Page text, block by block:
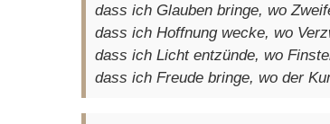
dass ich Glauben bringe, wo
dass ich Hoffnung wecke, wo
dass ich Licht entzünde, wo
dass ich Freude bringe, wo der